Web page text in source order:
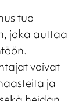
tuo
joka auttaa
voivat
ja